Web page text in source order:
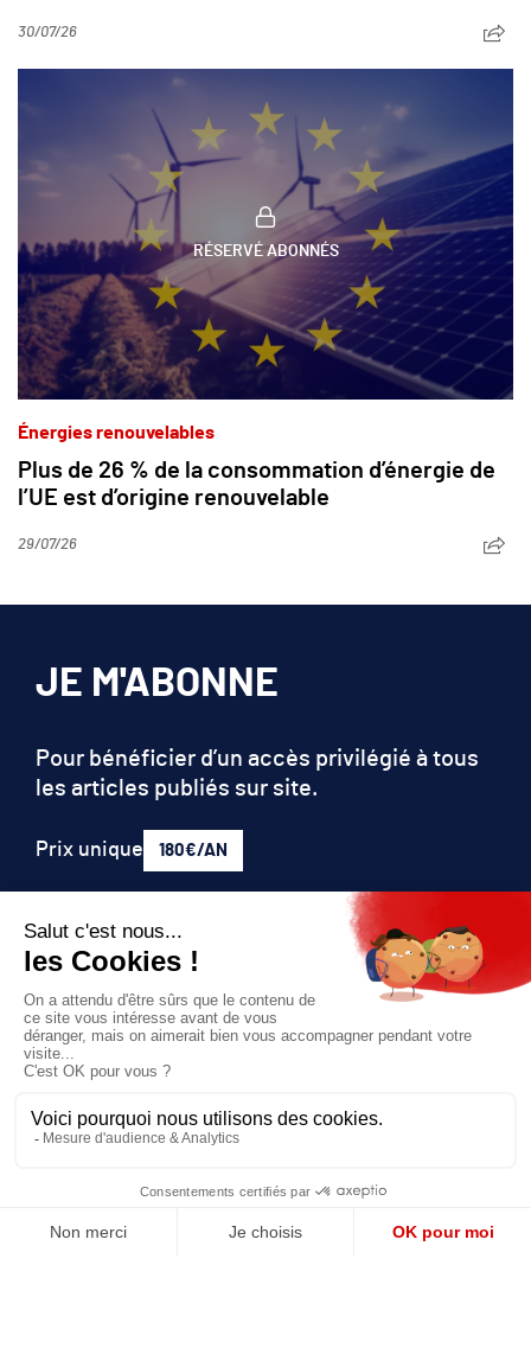
30/07/26
RÉSERVÉ ABONNÉS
Énergies renouvelables
Plus de 26 % de la consommation d’énergie de
l’UE est d’origine renouvelable
29/07/26
JE M'ABONNE
Pour bénéficier d’un accès privilégié à tous
les articles publiés sur site.
Prix unique 180€/AN
JE M'ABONNE